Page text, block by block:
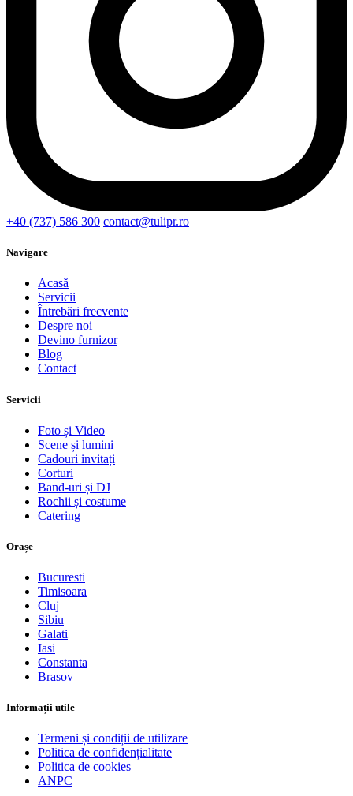
+40 (737) 586 300 contact@tulipr.ro
Navigare
Acasă
Servicii
Întrebări frecvente
Despre noi
Devino furnizor
Blog
Contact
Servicii
Foto și Video
Scene și lumini
Cadouri invitați
Corturi
Band-uri și DJ
Rochii și costume
Catering
Orașe
Bucuresti
Timisoara
Cluj
Sibiu
Galati
Iasi
Constanta
Brasov
Informații utile
Termeni și condiții de utilizare
Politica de confidențialitate
Politica de cookies
ANPC